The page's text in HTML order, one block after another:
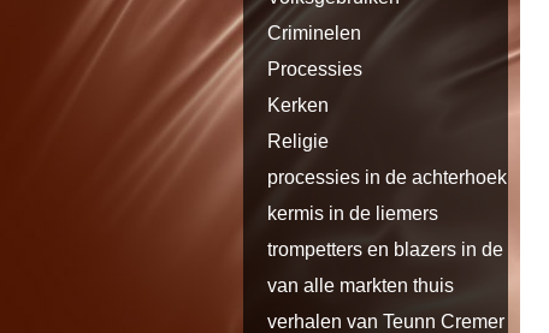
Criminelen
Processies
Kerken
Religie
processies in de achterhoek en
de
kermis in de liemers
trompetters en blazers in de
liemers
van alle markten thuis
verhalen van Teunn Cremer uit